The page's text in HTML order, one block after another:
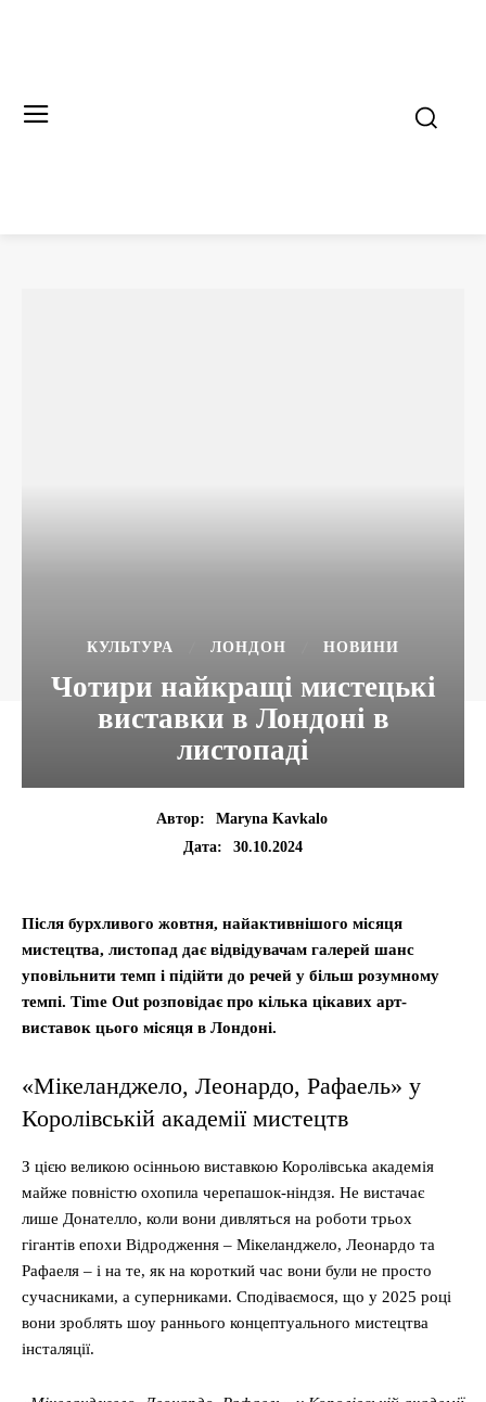
КУЛЬТУРА ЛОНДОН НОВИНИ
Чотири найкращі мистецькі
виставки в Лондоні в
листопаді
Автор:
Maryna Kavkalo
Дата:
30.10.2024
Після бурхливого жовтня, найактивнішого місяця
мистецтва, листопад дає відвідувачам галерей шанс
уповільнити темп і підійти до речей у більш розумному
темпі. Time Out розповідає про кілька цікавих арт-
виставок цього місяця в Лондоні.
«Мікеланджело, Леонардо, Рафаель» у
Королівській академії мистецтв
З цією великою осінньою виставкою Королівська академія
майже повністю охопила черепашок-ніндзя. Не вистачає
лише Донателло, коли вони дивляться на роботи трьох
гігантів епохи Відродження – Мікеланджело, Леонардо та
Рафаеля – і на те, як на короткий час вони були не просто
сучасниками, а суперниками. Сподіваємося, що у 2025 році
вони зроблять шоу раннього концептуального мистецтва
інсталяції.